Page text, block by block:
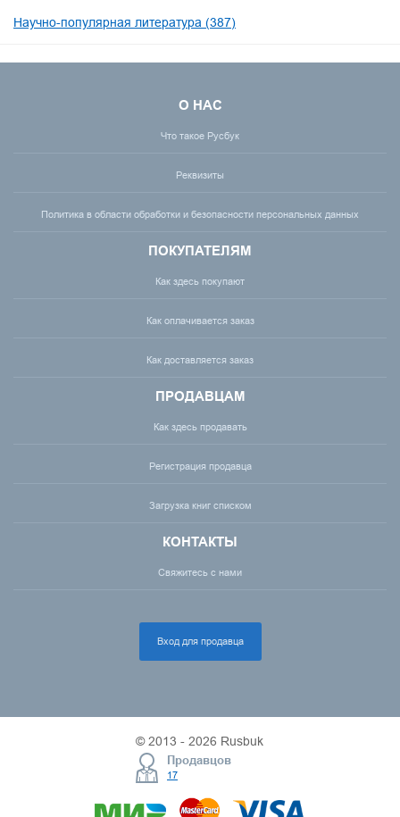
Научно-популярная литература (387)
О НАС
Что такое Русбук
Реквизиты
Политика в области обработки и безопасности персональных данных
ПОКУПАТЕЛЯМ
Как здесь покупают
Как оплачивается заказ
Как доставляется заказ
ПРОДАВЦАМ
Как здесь продавать
Регистрация продавца
Загрузка книг списком
КОНТАКТЫ
Свяжитесь с нами
Вход для продавца
© 2013 - 2026 Rusbuk
Продавцов
17